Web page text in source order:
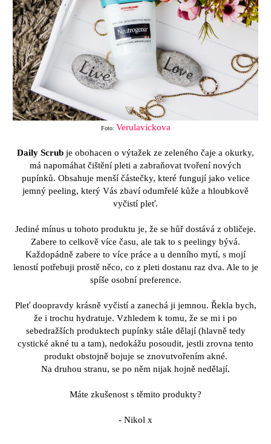
Foto: Verulavickova
Daily Scrub je obohacen o výtažek ze zeleného čaje a okurky,
má napomáhat čištění pleti a zabraňovat tvoření nových
pupínků. Obsahuje menší částečky, které fungují jako velice
jemný peeling, který Vás zbaví odumřelé kůže a hloubkově
vyčistí pleť.
Jediné mínus u tohoto produktu je, že se hůř dostává z obličeje.
Zabere to celkově více času, ale tak to s peelingy bývá.
Každopádně zabere to více práce a u denního mytí, s mojí
leností potřebuji prostě něco, co z pleti dostanu raz dva. Ale to je
spíše osobní preference.
Pleť doopravdy krásně vyčistí a zanechá ji jemnou. Řekla bych,
že i trochu hydratuje. Vzhledem k tomu, že se mi i po
sebedražších produktech pupínky stále dělají (hlavně tedy
cystické akné tu a tam), nedokážu posoudit, jestli zrovna tento
produkt obstojně bojuje se znovutvořením akné.
Na druhou stranu, se po něm nijak hojně nedělají.
Máte zkušenost s těmito produkty?
- Nikol x